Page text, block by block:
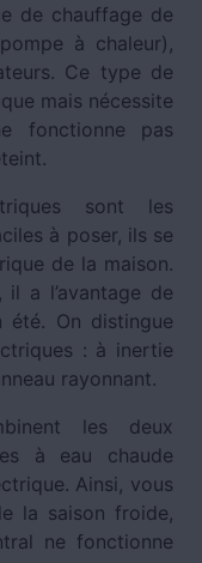
de chauffage de
à chaleur),
Ce type de
mais nécessite
fonctionne pas
sont les
à poser, ils se
de la maison.
a l’avantage de
été. On distingue
: à inertie
rayonnant.
les deux
à eau chaude
Ainsi, vous
la saison froide,
ne fonctionne